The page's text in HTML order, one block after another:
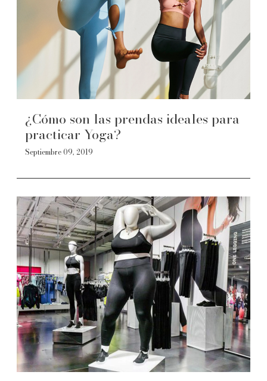
¿Cómo son las prendas ideales para
practicar Yoga?
Septiembre 09, 2019